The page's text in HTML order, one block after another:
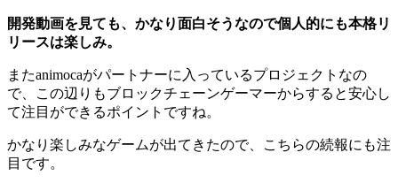
開発動画を見ても、かなり面白そうなので個人的にも本格リ
リースは楽しみ。
またanimocaがパートナーに入っているプロジェクトなの
で、この辺りもブロックチェーンゲーマーからすると安心し
て注目ができるポイントですね。
かなり楽しみなゲームが出てきたので、こちらの続報にも注
目です。